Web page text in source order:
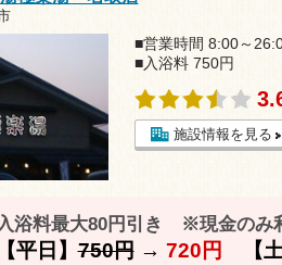
■営業時間 8:00～
■入浴料 750円
施設情報を見る
浴料最大80円引き ※現金のみ
【平日】750円→ 720円 【